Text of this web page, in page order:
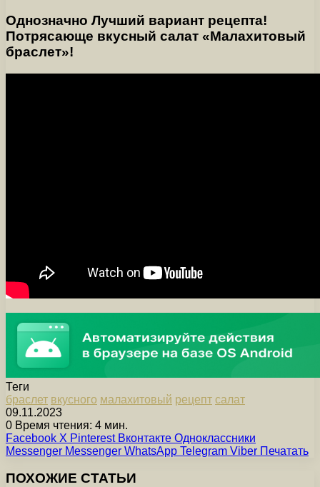
Однозначно Лучший вариант рецепта!
Потрясающе вкусный салат «Малахитовый
браслет»!
Теги
браслет вкусного малахитовый рецепт салат
09.11.2023
0 Время чтения: 4 мин.
Facebook X Pinterest Вконтакте Одноклассники
Messenger Messenger WhatsApp Telegram Viber Печатать
ПОХОЖИЕ СТАТЬИ